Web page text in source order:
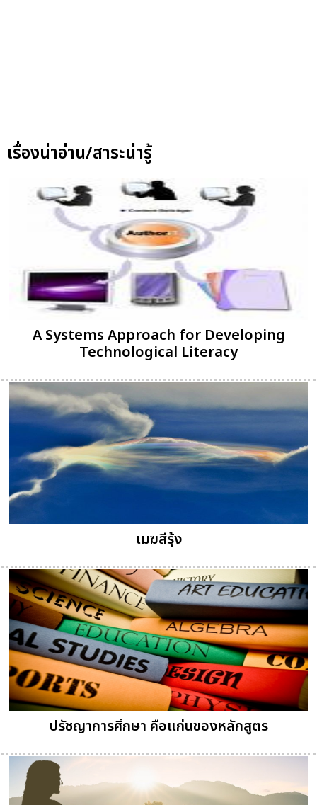
เรื่องน่าอ่าน/สาระน่ารู้
A Systems Approach for Developing
Technological Literacy
เมฆสีรุ้ง
ปรัชญาการศึกษา คือแก่นของหลักสูตร